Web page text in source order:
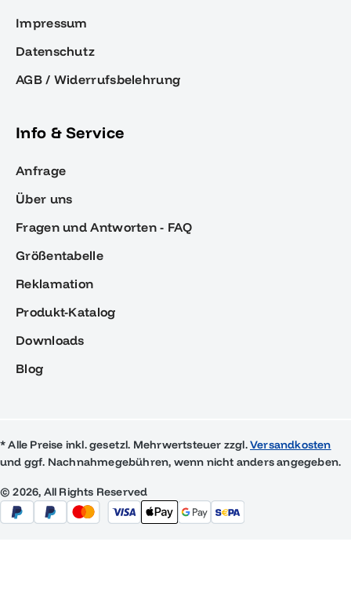
Impressum
Datenschutz
AGB / Widerrufsbelehrung
Info & Service
Anfrage
Über uns
Fragen und Antworten - FAQ
Größentabelle
Reklamation
Produkt-Katalog
Downloads
Blog
* Alle Preise inkl. gesetzl. Mehrwertsteuer zzgl.Versandkosten
und ggf. Nachnahmegebühren, wenn nicht anders angegeben.
© 2026, All Rights Reserved